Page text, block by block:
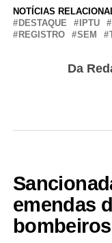
NOTÍCIAS
DESTAQUE
IPTU
REGISTRO
SEM
Da
emendas